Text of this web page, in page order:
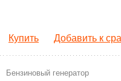
Купить Добавить к
Бензиновый генератор